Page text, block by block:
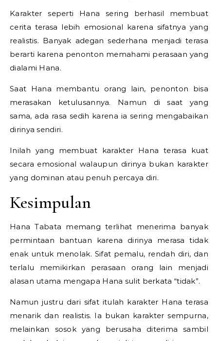
Karakter seperti Hana sering berhasil membuat
cerita terasa lebih emosional karena sifatnya yang
realistis. Banyak adegan sederhana menjadi terasa
berarti karena penonton memahami perasaan yang
dialami Hana.
Saat Hana membantu orang lain, penonton bisa
merasakan ketulusannya. Namun di saat yang
sama, ada rasa sedih karena ia sering mengabaikan
dirinya sendiri.
Inilah yang membuat karakter Hana terasa kuat
secara emosional walaupun dirinya bukan karakter
yang dominan atau penuh percaya diri.
Kesimpulan
Hana Tabata memang terlihat menerima banyak
permintaan bantuan karena dirinya merasa tidak
enak untuk menolak. Sifat pemalu, rendah diri, dan
terlalu memikirkan perasaan orang lain menjadi
alasan utama mengapa Hana sulit berkata “tidak”.
Namun justru dari sifat itulah karakter Hana terasa
menarik dan realistis. Ia bukan karakter sempurna,
melainkan sosok yang berusaha diterima sambil